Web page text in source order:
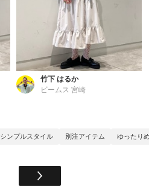
竹下 はるか
ビームス 宮崎
シンプルスタイル 別注アイテム ゆったり